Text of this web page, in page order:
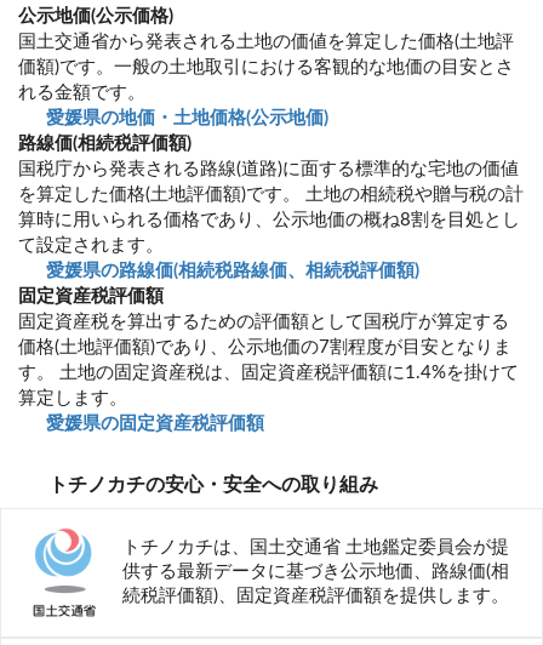
公示地価(公示価格)
国土交通省から発表される土地の価値を算定した価格(土地評
価額)です。一般の土地取引における客観的な地価の目安とさ
れる金額です。
愛媛県の地価・土地価格(公示地価)
路線価(相続税評価額)
国税庁から発表される路線(道路)に面する標準的な宅地の価値
を算定した価格(土地評価額)です。 土地の相続税や贈与税の計
算時に用いられる価格であり、公示地価の概ね8割を目処とし
て設定されます。
愛媛県の路線価(相続税路線価、相続税評価額)
固定資産税評価額
固定資産税を算出するための評価額として国税庁が算定する
価格(土地評価額)であり、公示地価の7割程度が目安となりま
す。 土地の固定資産税は、固定資産税評価額に1.4%を掛けて
算定します。
愛媛県の固定資産税評価額
トチノカチの安心・安全への取り組み
トチノカチは、国土交通省 土地鑑定委員会が提
供する最新データに基づき公示地価、路線価(相
続税評価額)、固定資産税評価額を提供します。